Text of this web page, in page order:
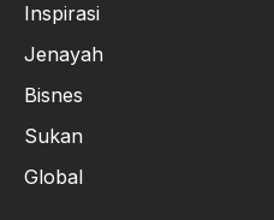
Inspirasi
Jenayah
Bisnes
Sukan
Global